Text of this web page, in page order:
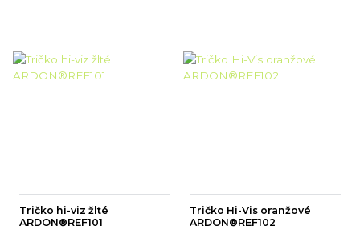
Tričko hi-viz žlté
ARDON®REF101
Tričko Hi-Vis oranžové
ARDON®REF102